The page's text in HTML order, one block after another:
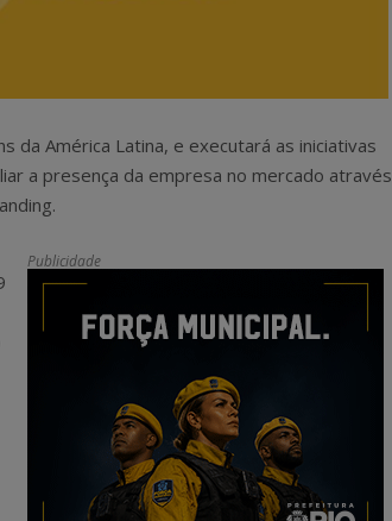
da América Latina, e executará as iniciativas
a presença da empresa no mercado através
Publicidade